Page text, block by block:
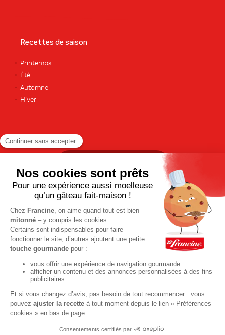
Recettes de saison
Printemps
Été
Automne
Hiver
Pour votre santé, pratiquez une activité physique régulière. Plus
d’infos surwww.mangerbouger.fr